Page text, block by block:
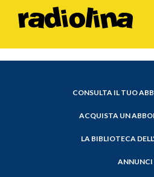
CONSULTA IL TUO
ACQUISTA UN
LA BIBLIOTECA
ANNUNCI